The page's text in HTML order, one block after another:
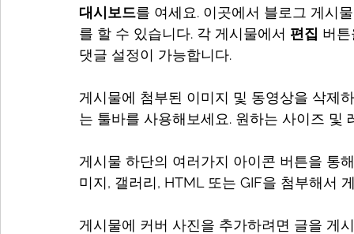
대시보드를 여세요. 이곳에서 블로그 게시
를 할 수 있습니다. 각 게시물에서 편집 버
댓글 설정이 가능합니다.
게시물에 첨부된 이미지 및 동영상을 삭제
는 툴바를 사용해보세요. 원하는 사이즈 및
게시물 하단의 여러가지 아이콘 버튼을 통
미지, 갤러리, HTML 또는 GIF을 첨부해서
게시물에 커버 사진을 추가하려면 글을 게